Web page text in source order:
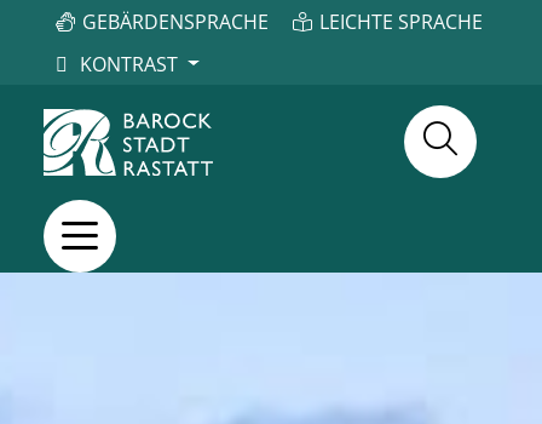
GEBÄRDENSPRACHE
LEICHTE SPRACHE
KONTRAST